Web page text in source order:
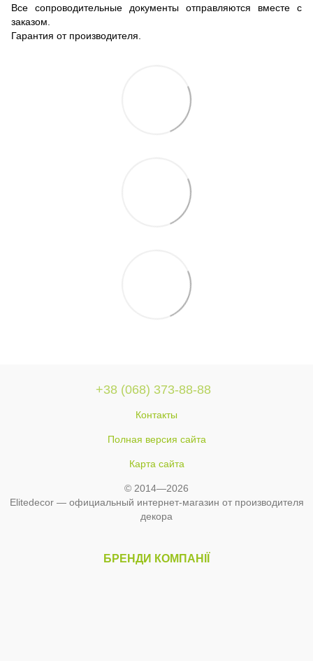
Все сопроводительные документы отправляются вместе с
заказом.
Гарантия от производителя.
+38 (068) 373-88-88
Контакты
Полная версия сайта
Карта сайта
© 2014—2026
Elitedecor — официальный интернет-магазин от производителя
декора
БРЕНДИ КОМПАНІЇ